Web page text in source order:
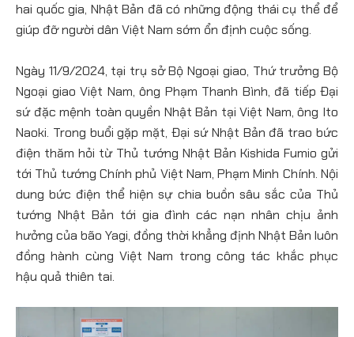
hai quốc gia, Nhật Bản đã có những động thái cụ thể để
giúp đỡ người dân Việt Nam sớm ổn định cuộc sống.
Ngày 11/9/2024, tại trụ sở Bộ Ngoại giao, Thứ trưởng Bộ
Ngoại giao Việt Nam, ông Phạm Thanh Bình, đã tiếp Đại
sứ đặc mệnh toàn quyền Nhật Bản tại Việt Nam, ông Ito
Naoki. Trong buổi gặp mặt, Đại sứ Nhật Bản đã trao bức
điện thăm hỏi từ Thủ tướng Nhật Bản Kishida Fumio gửi
tới Thủ tướng Chính phủ Việt Nam, Phạm Minh Chính. Nội
dung bức điện thể hiện sự chia buồn sâu sắc của Thủ
tướng Nhật Bản tới gia đình các nạn nhân chịu ảnh
hưởng của bão Yagi, đồng thời khẳng định Nhật Bản luôn
đồng hành cùng Việt Nam trong công tác khắc phục
hậu quả thiên tai.